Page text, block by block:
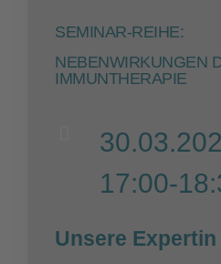
SEMINAR-REIHE:
NEBENWIRKUNGEN
IMMUNTHERAPIE
17:00-
Unsere Expertin